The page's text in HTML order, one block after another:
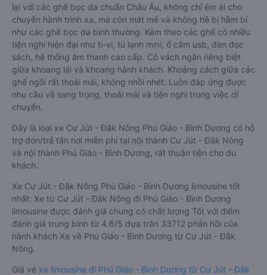
lại với các ghế bọc da chuẩn Châu Âu, không chỉ êm ái cho
chuyến hành trình xa, mà còn mát mẻ và không hề bị hầm bí
như các ghế bọc da bình thường. Kèm theo các ghế có nhiều
tiện nghi hiện đại như ti-vi, tủ lạnh mini, ổ cắm usb, đèn đọc
sách, hệ thống âm thanh cao cấp. Có vách ngăn riêng biệt
giữa khoang lái và khoang hành khách. Khoảng cách giữa các
ghế ngồi rất thoải mái, không nhồi nhét. Luôn đáp ứng được
nhu cầu về sang trọng, thoải mái và tiện nghi trong việc di
chuyển.
Đây là loại xe Cư Jút - Đắk Nông Phú Giáo - Bình Dương có hỗ
trợ đón/trả tận nơi miễn phí tại nội thành Cư Jút - Đắk Nông
và nội thành Phú Giáo - Bình Dương, rất thuận tiện cho du
khách.
Xe Cư Jút - Đắk Nông Phú Giáo - Bình Dương limousine tốt
nhất: Xe từ Cư Jút - Đắk Nông đi Phú Giáo - Bình Dương
limousine được đánh giá chung có chất lượng Tốt với điểm
đánh giá trung bình từ 4.6/5 dựa trên 33712 phản hồi của
hành khách Xe về Phú Giáo - Bình Dương từ Cư Jút - Đắk
Nông.
Giá vé xe limousine đi Phú Giáo - Bình Dương từ Cư Jút - Đắk